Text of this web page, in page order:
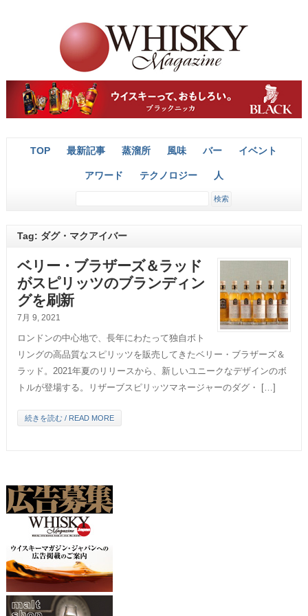
TOP 最新記事 蒸溜所 風味 バー イベント
アワード テクノロジー 人
Tag: ダグ・マクアイバー
ベリー・ブラザーズ＆ラッド
がスピリッツのブランディン
グを刷新
7月 9, 2021
ロンドンの中心地で、長年にわたって独自ボト
リングの高品質なスピリッツを販売してきたベリー・ブラザーズ＆
ラッド。2021年夏のリリースから、新しいユニークなデザインのボ
トルが登場する。リザーブスピリッツマネージャーのダグ・ […]
続きを読む / READ MORE